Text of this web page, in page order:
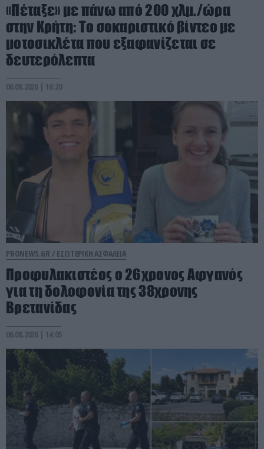
«Πέταξε» με πάνω από 200 χλμ./ώρα
στην Κρήτη: Το σοκαριστικό βίντεο με
μοτοσικλέτα που εξαφανίζεται σε
δευτερόλεπτα
06.08.2026 | 16:20
PRONEWS.GR / ΕΣΩΤΕΡΙΚΗ ΑΣΦΑΛΕΙΑ
Προφυλακιστέος ο 26χρονος Αφγανός
για τη δολοφονία της 38χρονης
Βρετανίδας
06.08.2026 | 14:05